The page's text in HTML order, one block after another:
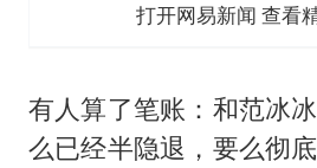
打开网易新闻 查看
有人算了笔账：和范冰
么已经半隐退，要么彻